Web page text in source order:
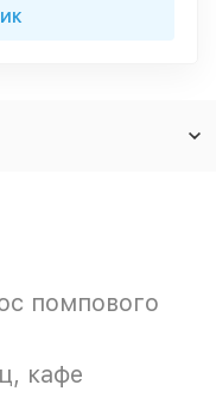
помпового
кафе